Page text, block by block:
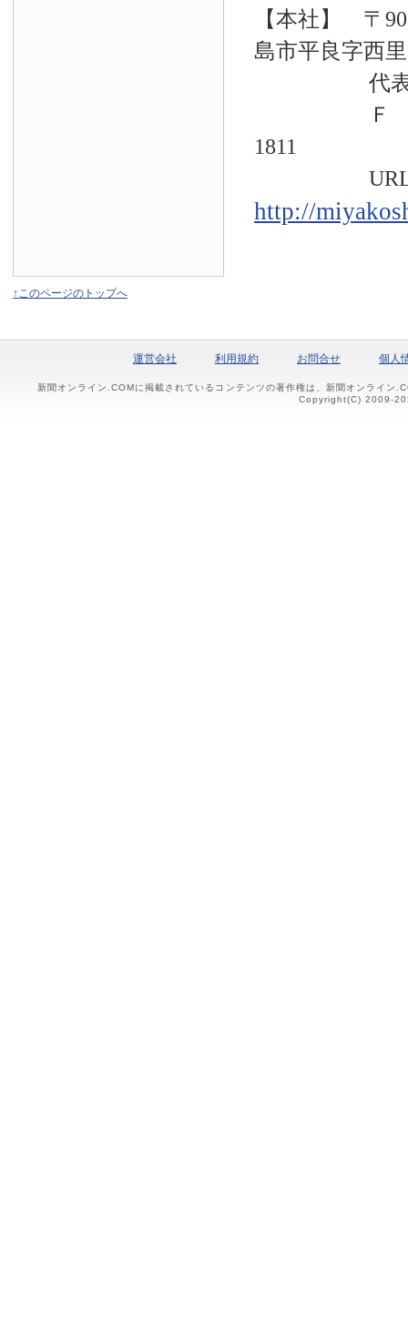
【本社】 〒
島市平良字西
代表電話
Ｆ Ａ
1811
URL
http://
↑このページのトップへ
運営会社 利用規約 お問合せ 個人
新聞オンライン.COMに掲載されているコンテンツの著作権は、新聞オンライン
Copyright(C) 2009-